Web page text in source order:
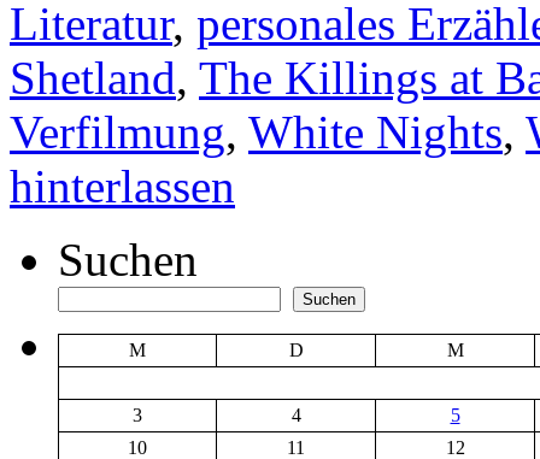
Literatur, personales
Shetland, The Killings at
Verfilmung, White Nights,
hinterlassen
Suchen
Suchen
M D M
3 4
5
10
11
12